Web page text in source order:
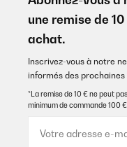
compter pour 3/4
une remise de
achat.
Inscrivez-vous à notre
informés des
*La remise de 10 € ne peut
minimum de commande 100 €.